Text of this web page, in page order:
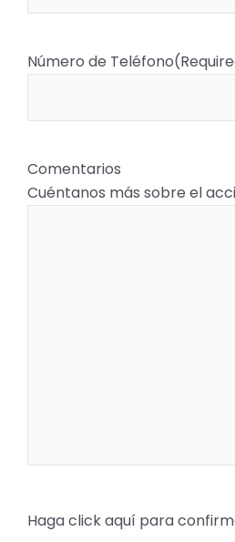
Número de Teléfono
Comentarios
Cuéntanos más sobre el
Haga click aquí para